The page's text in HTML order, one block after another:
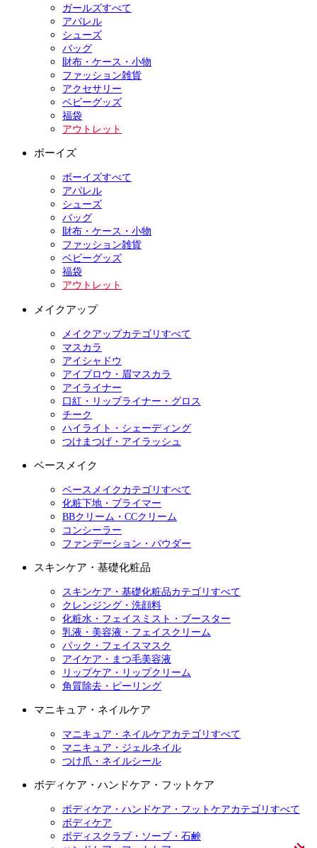
ガールズすべて
アパレル
シューズ
バッグ
財布・ケース・小物
ファッション雑貨
アクセサリー
ベビーグッズ
福袋
アウトレット
ボーイズ
ボーイズすべて
アパレル
シューズ
バッグ
財布・ケース・小物
ファッション雑貨
ベビーグッズ
福袋
アウトレット
メイクアップ
メイクアップカテゴリすべて
マスカラ
アイシャドウ
アイブロウ・眉マスカラ
アイライナー
口紅・リップライナー・グロス
チーク
ハイライト・シェーディング
つけまつげ・アイラッシュ
ベースメイク
ベースメイクカテゴリすべて
化粧下地・プライマー
BBクリーム・CCクリーム
コンシーラー
ファンデーション・パウダー
スキンケア・基礎化粧品
スキンケア・基礎化粧品カテゴリすべて
クレンジング・洗顔料
化粧水・フェイスミスト・ブースター
乳液・美容液・フェイスクリーム
パック・フェイスマスク
アイケア・まつ毛美容液
リップケア・リップクリーム
角質除去・ピーリング
マニキュア・ネイルケア
マニキュア・ネイルケアカテゴリすべて
マニキュア・ジェルネイル
つけ爪・ネイルシール
ボディケア・ハンドケア・フットケア
ボディケア・ハンドケア・フットケアカテゴリすべて
ボディケア
ボディスクラブ・ソープ・石鹸